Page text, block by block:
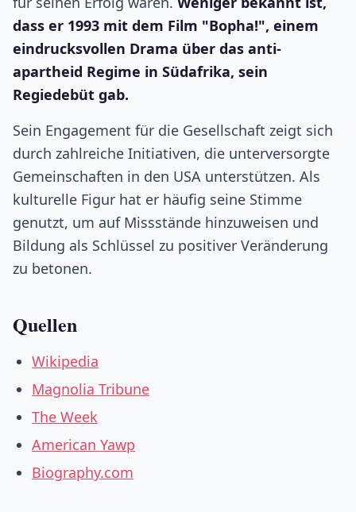
dass er 1993 mit dem Film "Bopha!", einem
eindrucksvollen Drama über das anti-
apartheid Regime in Südafrika, sein
Regiedebüt gab.
Sein Engagement für die Gesellschaft zeigt sich
durch zahlreiche Initiativen, die unterversorgte
Gemeinschaften in den USA unterstützen. Als
kulturelle Figur hat er häufig seine Stimme
genutzt, um auf Missstände hinzuweisen und
Bildung als Schlüssel zu positiver Veränderung
zu betonen.
Quellen
Wikipedia
Magnolia Tribune
The Week
American Yawp
Biography.com